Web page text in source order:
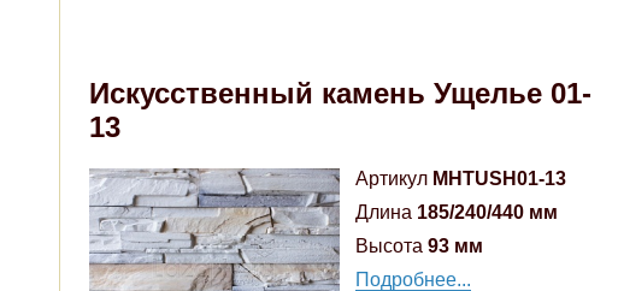
Искусственный камень Ущелье 01-
13
Артикул MHTUSH01-13
Длина 185/240/440 мм
Высота 93 мм
Подробнее...